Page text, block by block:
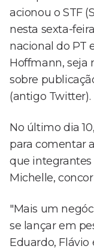
acionou o STF
nesta sexta-
nacional do PT
Hoffmann, seja
sobre
(antigo Twitter).
No último dia
para comentar
que
Michelle,
"Mais um
se lançar em
Eduardo, Flávio